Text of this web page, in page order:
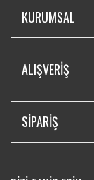
KURUMSAL
ALIŞVERİŞ
SİPARİŞ